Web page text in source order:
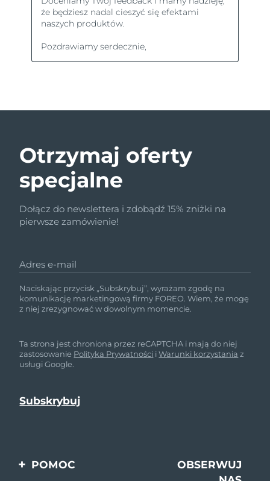
Otrzymaj oferty
specjalne
Dołącz do newslettera i zdobądź 15% zniżki na
pierwsze zamówienie!
Adres e-mail
Naciskając przycisk „Subskrybuj”, wyrażam zgodę na
komunikację marketingową firmy FOREO. Wiem, że mogę
z niej zrezygnować w dowolnym momencie.
Ta strona jest chroniona przez reCAPTCHA i mają do niej
zastosowanie Polityka Prywatności iWarunki korzystania z
usługi Google.
POMOC
OBSERWUJ